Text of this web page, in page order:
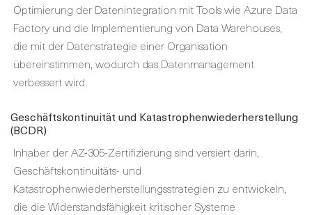
Optimierung der Datenintegration mit Tools wie Azure Data
Factory und die Implementierung von Data Warehouses,
die mit der Datenstrategie einer Organisation
übereinstimmen, wodurch das Datenmanagement
verbessert wird.
Geschäftskontinuität und Katastrophenwiederherstellung
(BCDR)
Inhaber der AZ-305-Zertifizierung sind versiert darin,
Geschäftskontinuitäts- und
Katastrophenwiederherstellungsstrategien zu entwickeln,
die die Widerstandsfähigkeit kritischer Systeme